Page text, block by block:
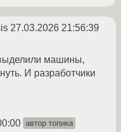
27.03.2026 21:56:39
машины,
И разработчики
автор топика